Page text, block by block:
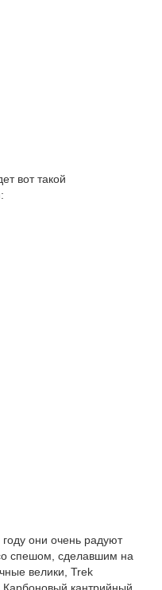
вот такой
они очень радуют
спешом, сделавшим на
велики, Trek